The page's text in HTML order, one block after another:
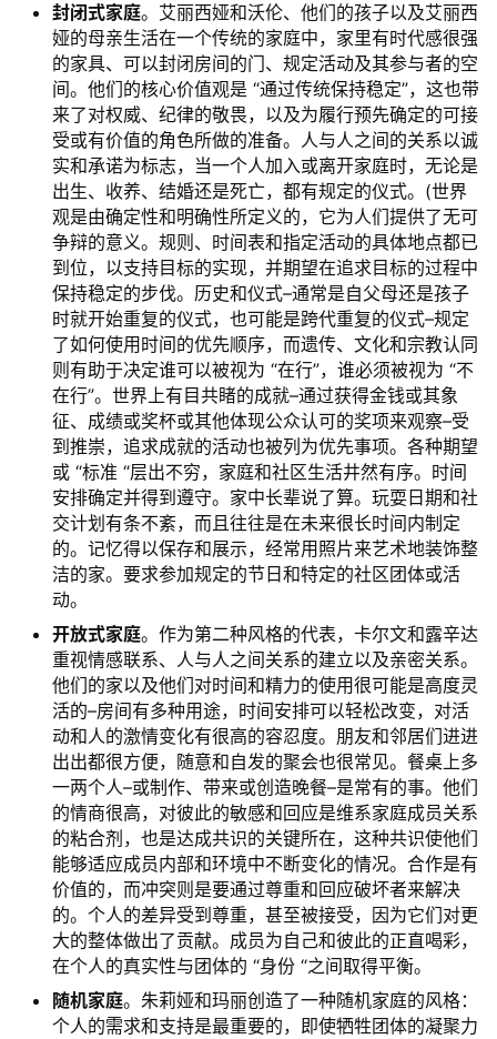
封闭式家庭。艾丽西娅和沃伦、他们的孩子以及艾丽西
娅的母亲生活在一个传统的家庭中，家里有时代感很强
的家具、可以封闭房间的门、规定活动及其参与者的空
间。他们的核心价值观是 “通过传统保持稳定”，这也带
来了对权威、纪律的敬畏，以及为履行预先确定的可接
受或有价值的角色所做的准备。人与人之间的关系以诚
实和承诺为标志，当一个人加入或离开家庭时，无论是
出生、收养、结婚还是死亡，都有规定的仪式。(世界
观是由确定性和明确性所定义的，它为人们提供了无可
争辩的意义。规则、时间表和指定活动的具体地点都已
到位，以支持目标的实现，并期望在追求目标的过程中
保持稳定的步伐。历史和仪式–通常是自父母还是孩子
时就开始重复的仪式，也可能是跨代重复的仪式–规定
了如何使用时间的优先顺序，而遗传、文化和宗教认同
则有助于决定谁可以被视为 “在行”，谁必须被视为 “不
在行”。世界上有目共睹的成就–通过获得金钱或其象
征、成绩或奖杯或其他体现公众认可的奖项来观察–受
到推崇，追求成就的活动也被列为优先事项。各种期望
或 “标准 “层出不穷，家庭和社区生活井然有序。时间
安排确定并得到遵守。家中长辈说了算。玩耍日期和社
交计划有条不紊，而且往往是在未来很长时间内制定
的。记忆得以保存和展示，经常用照片来艺术地装饰整
洁的家。要求参加规定的节日和特定的社区团体或活
动。
开放式家庭。作为第二种风格的代表，卡尔文和露辛达
重视情感联系、人与人之间关系的建立以及亲密关系。
他们的家以及他们对时间和精力的使用很可能是高度灵
活的–房间有多种用途，时间安排可以轻松改变，对活
动和人的激情变化有很高的容忍度。朋友和邻居们进进
出出都很方便，随意和自发的聚会也很常见。餐桌上多
一两个人–或制作、带来或创造晚餐–是常有的事。他们
的情商很高，对彼此的敏感和回应是维系家庭成员关系
的粘合剂，也是达成共识的关键所在，这种共识使他们
能够适应成员内部和环境中不断变化的情况。合作是有
价值的，而冲突则是要通过尊重和回应破坏者来解决
的。个人的差异受到尊重，甚至被接受，因为它们对更
大的整体做出了贡献。成员为自己和彼此的正直喝彩，
在个人的真实性与团体的 “身份 “之间取得平衡。
随机家庭。朱莉娅和玛丽创造了一种随机家庭的风格：
个人的需求和支持是最重要的，即使牺牲团体的凝聚力